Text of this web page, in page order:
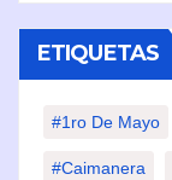
ETIQUETAS
#1ro De Mayo
#Caimanera